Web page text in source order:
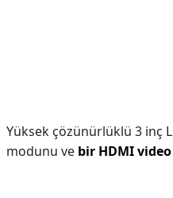
Yüksek çözünürlüklü 3 inç
modunu ve bir HDMI video